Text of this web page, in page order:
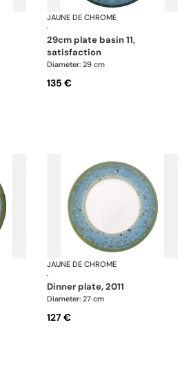
NymphéaJAUNE DE CHROME
·
29cm plate basin 11,
satisfaction
Diameter: 29 cm
135 €
NymphéaJAUNE DE CHROME
·
dinner plate, 2011
Diameter: 27 cm
127 €